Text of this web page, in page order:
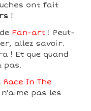
ont fait
!
Fan-art ! Peut-
allez savoir.
! Et que quand
pas.
Race In The
pas les